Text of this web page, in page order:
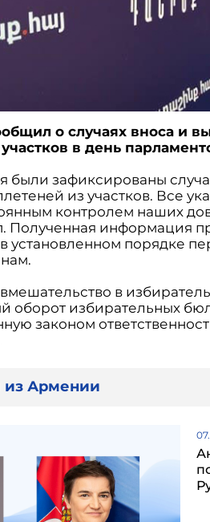
о случаях вноса и
в день
были зафиксированы
из участков. Все
контролем наших
Полученная информация
установленном порядке
в
оборот избирательных
законом
из Армении